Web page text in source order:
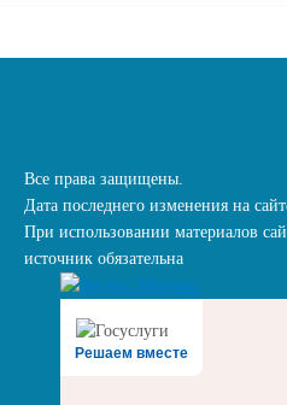
Все права защищены.
Дата последнего изменения на
При использовании материалов
источник обязательна
Решаем вместе